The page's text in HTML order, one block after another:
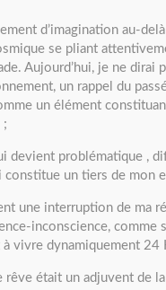
d’imagination au-
se pliant
Aujourd’hui, je ne dirai
un rappel du
un élément
;
devient problématique ,
constitue un tiers de mon
une interruption de ma
inconscience, comme
à vivre dynamiquement 24
rêve était un adjuvent de